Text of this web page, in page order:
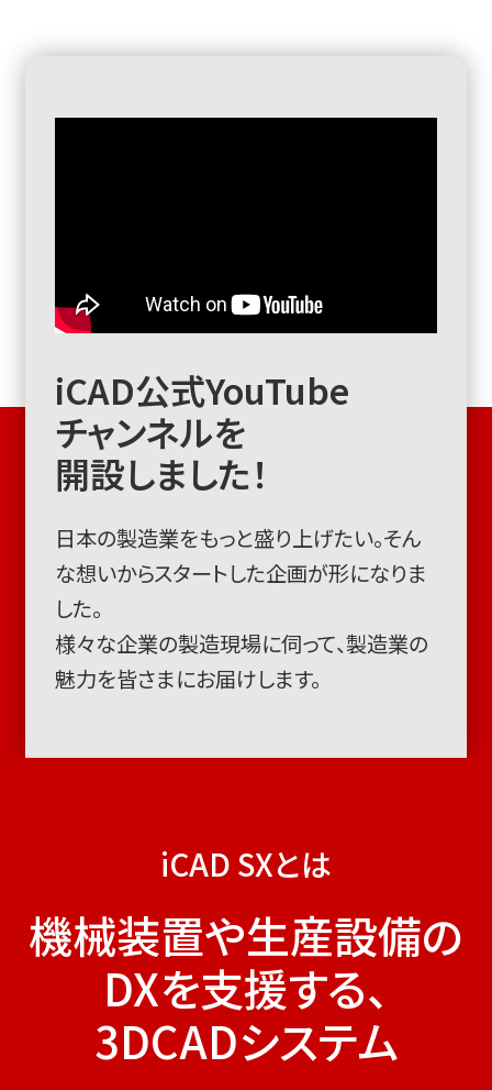
iCAD公式YouTube
チャンネルを
開設しました！
日本の製造業をもっと盛り上げたい。そん
な想いからスタートした企画が形になりま
した。
様々な企業の製造現場に伺って、製造業の
魅力を皆さまにお届けします。
iCAD SXとは
機械装置や生産設備の
DXを支援する、
3DCADシステム